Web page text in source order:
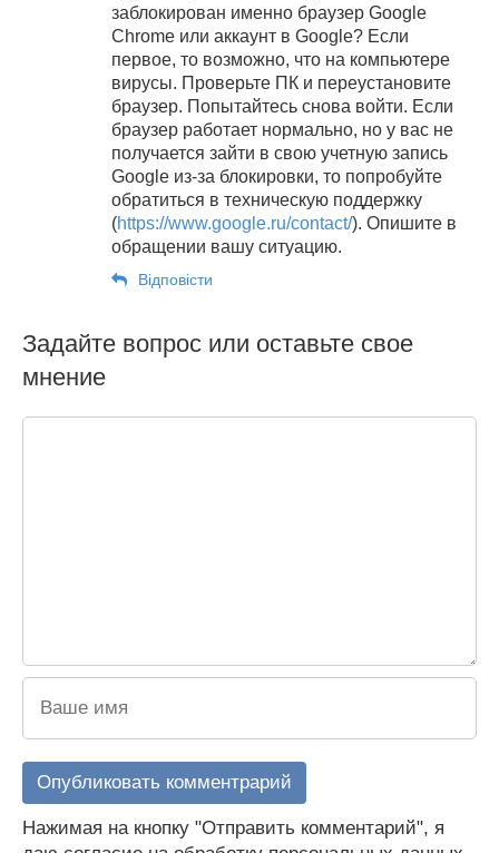
заблокирован именно браузер Google
Chrome или аккаунт в Google? Если
первое, то возможно, что на компьютере
вирусы. Проверьте ПК и переустановите
браузер. Попытайтесь снова войти. Если
браузер работает нормально, но у вас не
получается зайти в свою учетную запись
Google из-за блокировки, то попробуйте
обратиться в техническую поддержку
(https://www.google.ru/contact/). Опишите в
обращении вашу ситуацию.
Відповіcти
Задайте вопрос или оставьте свое
мнение
Нажимая на кнопку "Отправить комментарий", я